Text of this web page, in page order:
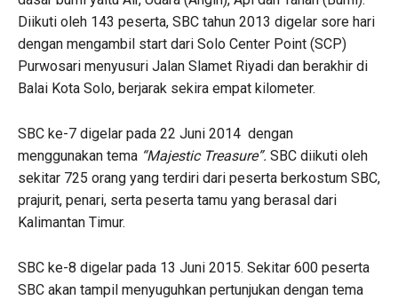
Diikuti oleh 143 peserta, SBC tahun 2013 digelar sore hari
dengan mengambil start dari Solo Center Point (SCP)
Purwosari menyusuri Jalan Slamet Riyadi dan berakhir di
Balai Kota Solo, berjarak sekira empat kilometer.
SBC ke-7 digelar pada 22 Juni 2014 dengan
menggunakan tema “Majestic Treasure”. SBC diikuti oleh
sekitar 725 orang yang terdiri dari peserta berkostum SBC,
prajurit, penari, serta peserta tamu yang berasal dari
Kalimantan Timur.
SBC ke-8 digelar pada 13 Juni 2015. Sekitar 600 peserta
SBC akan tampil menyuguhkan pertunjukan dengan tema